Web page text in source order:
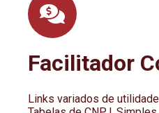
Facilitador
Links variados de